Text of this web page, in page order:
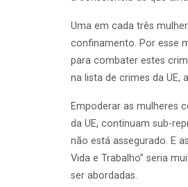
Uma em cada três
confinamento. Por esse
para combater estes
na lista de crimes da UE,
Empoderar as mulheres
da UE, continuam sub-
não está assegurado. E
Vida e Trabalho” seria
ser abordadas.